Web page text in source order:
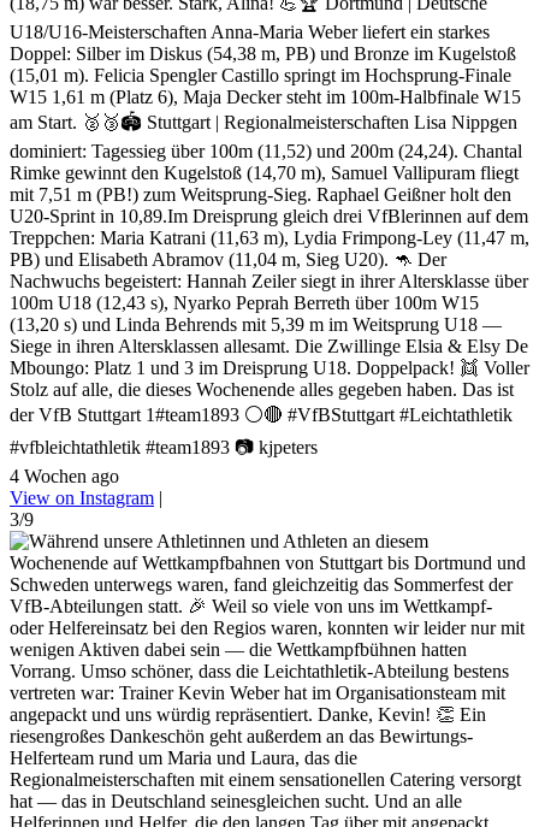
U18/U16-Meisterschaften Anna-Maria Weber liefert ein starkes
Doppel: Silber im Diskus (54,38 m, PB) und Bronze im Kugelstoß
(15,01 m). Felicia Spengler Castillo springt im Hochsprung-Finale
W15 1,61 m (Platz 6), Maja Decker steht im 100m-Halbfinale W15
am Start. 🥈🥉🏟️ Stuttgart | Regionalmeisterschaften Lisa Nippgen
dominiert: Tagessieg über 100m (11,52) und 200m (24,24). Chantal
Rimke gewinnt den Kugelstoß (14,70 m), Samuel Vallipuram fliegt
mit 7,51 m (PB!) zum Weitsprung-Sieg. Raphael Geißner holt den
U20-Sprint in 10,89.Im Dreisprung gleich drei VfBlerinnen auf dem
Treppchen: Maria Katrani (11,63 m), Lydia Frimpong-Ley (11,47 m,
PB) und Elisabeth Abramov (11,04 m, Sieg U20). 🦘 Der
Nachwuchs begeistert: Hannah Zeiler siegt in ihrer Altersklasse über
100m U18 (12,43 s), Nyarko Peprah Berreth über 100m W15
(13,20 s) und Linda Behrends mit 5,39 m im Weitsprung U18 —
Siege in ihren Altersklassen allesamt. Die Zwillinge Elsia & Elsy De
Mboungo: Platz 1 und 3 im Dreisprung U18. Doppelpack! 👯 Voller
Stolz auf alle, die dieses Wochenende alles gegeben haben. Das ist
der VfB Stuttgart 1#team1893 ⚪🔴 #VfBStuttgart #Leichtathletik
#vfbleichtathletik #team1893 📷 kjpeters
4 Wochen ago
View on Instagram |
3/9